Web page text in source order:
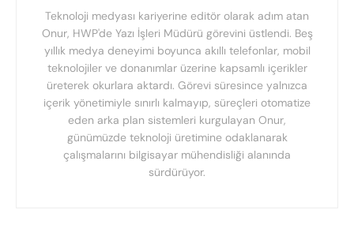
Teknoloji medyası kariyerine editör olarak adım atan
Onur, HWP'de Yazı İşleri Müdürü görevini üstlendi. Beş
yıllık medya deneyimi boyunca akıllı telefonlar, mobil
teknolojiler ve donanımlar üzerine kapsamlı içerikler
üreterek okurlara aktardı. Görevi süresince yalnızca
içerik yönetimiyle sınırlı kalmayıp, süreçleri otomatize
eden arka plan sistemleri kurgulayan Onur,
günümüzde teknoloji üretimine odaklanarak
çalışmalarını bilgisayar mühendisliği alanında
sürdürüyor.